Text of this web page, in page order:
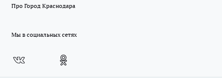
Про Город Краснодара
Мы в социальных сетях